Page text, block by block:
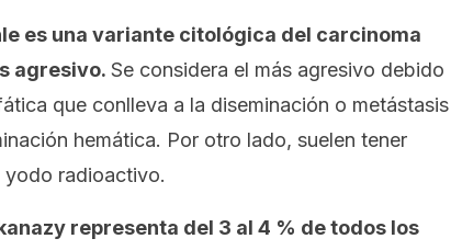
es una variante citológica del carcinoma
agresivo. Se considera el más agresivo debido
que conlleva a la diseminación o metástasis
hemática. Por otro lado, suelen tener
yodo radioactivo.
representa del 3 al 4 % de todos los